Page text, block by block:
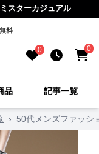
スターカジュアル
料
0 0
品 記事一覧
› 50代メンズファッシ